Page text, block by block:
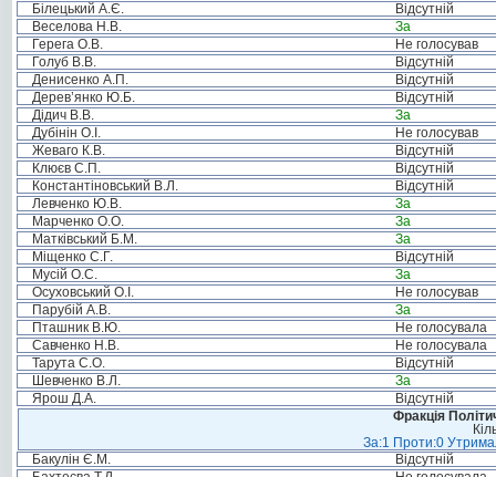
Білецький А.Є.
Відсутній
Веселова Н.В.
За
Герега О.В.
Не голосував
Голуб В.В.
Відсутній
Денисенко А.П.
Відсутній
Дерев’янко Ю.Б.
Відсутній
Дідич В.В.
За
Дубінін О.І.
Не голосував
Жеваго К.В.
Відсутній
Клюєв С.П.
Відсутній
Константіновський В.Л.
Відсутній
Левченко Ю.В.
За
Марченко О.О.
За
Матківський Б.М.
За
Міщенко С.Г.
Відсутній
Мусій О.С.
За
Осуховський О.І.
Не голосував
Парубій А.В.
За
Пташник В.Ю.
Не голосувала
Савченко Н.В.
Не голосувала
Тарута С.О.
Відсутній
Шевченко В.Л.
За
Ярош Д.А.
Відсутній
Фракція
За:1 Проти:0
Бакулін Є.М.
Відсутній